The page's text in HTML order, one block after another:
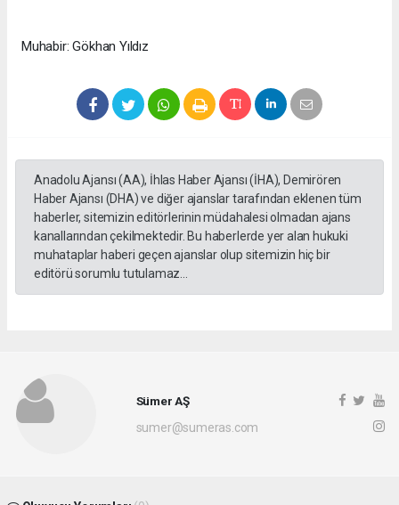
Muhabir: Gökhan Yıldız
Anadolu Ajansı (AA), İhlas Haber Ajansı (İHA), Demirören
Haber Ajansı (DHA) ve diğer ajanslar tarafından eklenen tüm
haberler, sitemizin editörlerinin müdahalesi olmadan ajans
kanallarından çekilmektedir. Bu haberlerde yer alan hukuki
muhataplar haberi geçen ajanslar olup sitemizin hiç bir
editörü sorumlu tutulamaz...
Sümer AŞ
sumer@sumeras.com